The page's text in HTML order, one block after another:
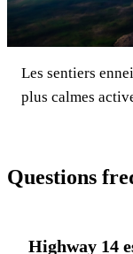
Les sentiers
plus calmes
Questions
Highway 14